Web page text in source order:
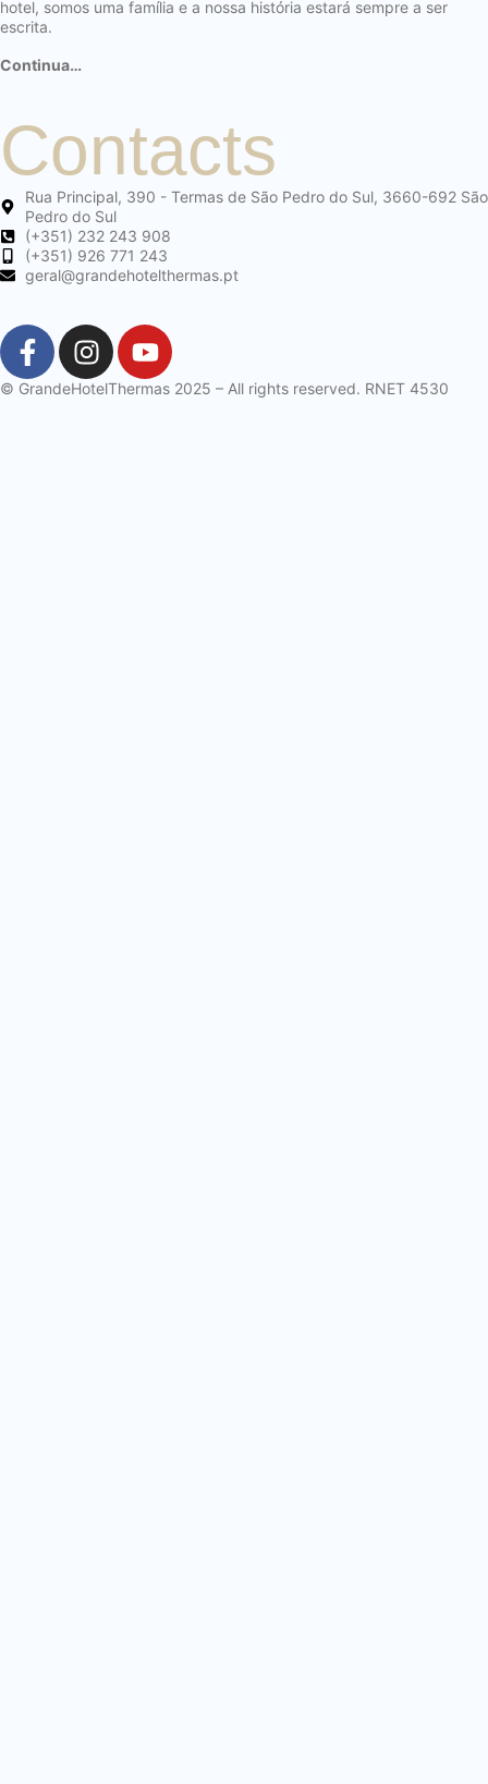
hotel, somos uma família e a nossa história estará sempre a ser
escrita.
Continua…
Contacts
Rua Principal, 390 - Termas de São Pedro do Sul, 3660-692 São
Pedro do Sul
(+351) 232 243 908
(+351) 926 771 243
geral@grandehotelthermas.pt
© GrandeHotelThermas 2025 – All rights reserved. RNET 4530